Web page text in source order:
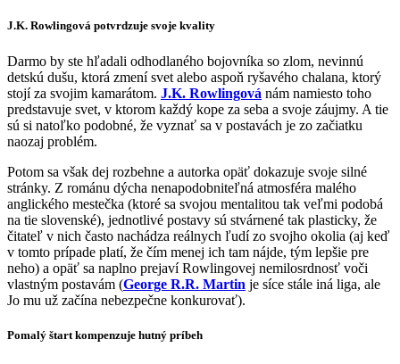
J.K. Rowlingová potvrdzuje svoje kvality
Darmo by ste hľadali odhodlaného bojovníka so zlom, nevinnú
detskú dušu, ktorá zmení svet alebo aspoň ryšavého chalana, ktorý
stojí za svojim kamarátom. J.K. Rowlingová nám namiesto toho
predstavuje svet, v ktorom každý kope za seba a svoje záujmy. A tie
sú si natoľko podobné, že vyznať sa v postavách je zo začiatku
naozaj problém.
Potom sa však dej rozbehne a autorka opäť dokazuje svoje silné
stránky. Z románu dýcha nenapodobniteľná atmosféra malého
anglického mestečka (ktoré sa svojou mentalitou tak veľmi podobá
na tie slovenské), jednotlivé postavy sú stvárnené tak plasticky, že
čitateľ v nich často nachádza reálnych ľudí zo svojho okolia (aj keď
v tomto prípade platí, že čím menej ich tam nájde, tým lepšie pre
neho) a opäť sa naplno prejaví Rowlingovej nemilosrdnosť voči
vlastným postavám (George R.R. Martin je síce stále iná liga, ale
Jo mu už začína nebezpečne konkurovať).
Pomalý štart kompenzuje hutný príbeh